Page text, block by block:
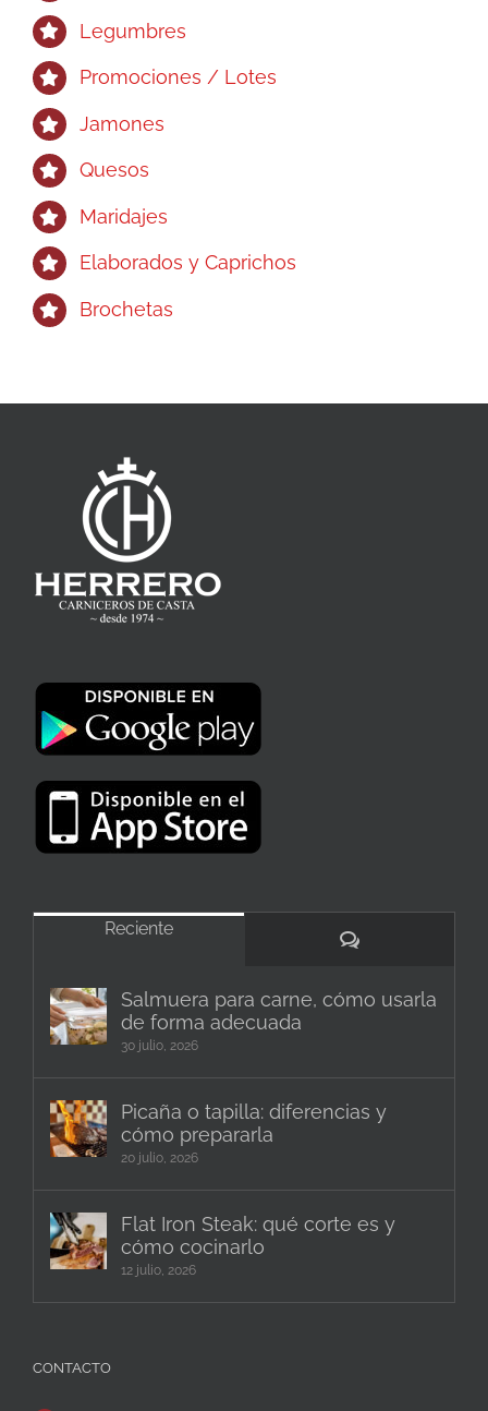
Legumbres
Promociones / Lotes
Jamones
Quesos
Maridajes
Elaborados y Caprichos
Brochetas
Reciente
Comentarios
Salmuera para carne, cómo usarla
de forma adecuada
30 julio, 2026
Picaña o tapilla: diferencias y
cómo prepararla
20 julio, 2026
Flat Iron Steak: qué corte es y
cómo cocinarlo
12 julio, 2026
CONTACTO